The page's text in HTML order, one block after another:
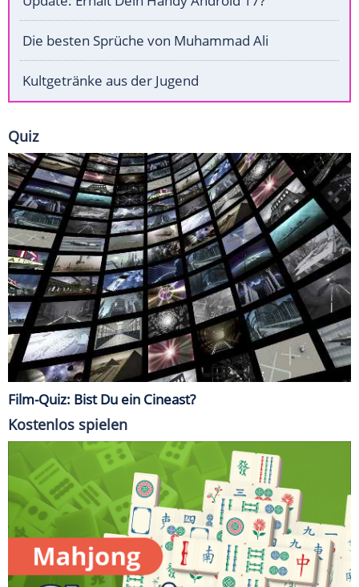
Die besten Sprüche von Muhammad Ali
Kultgetränke aus der Jugend
Quiz
Film-Quiz: Bist Du ein Cineast?
Kostenlos spielen